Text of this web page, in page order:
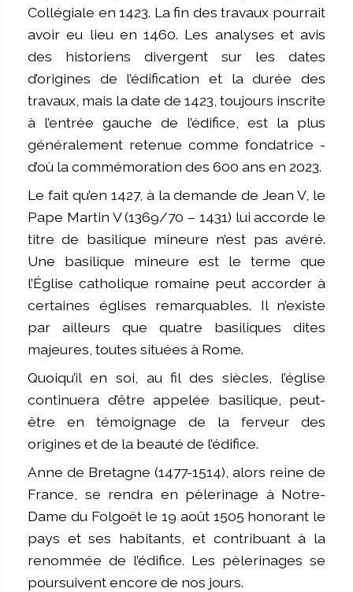
Collégiale en 1423. La fin des travaux pourrait
avoir eu lieu en 1460. Les analyses et avis
des historiens divergent sur les dates
d’origines de l’édification et la durée des
travaux, mais la date de 1423, toujours inscrite
à l’entrée gauche de l’édifice, est la plus
généralement retenue comme fondatrice -
d’où la commémoration des 600 ans en 2023.
Le fait qu’en 1427, à la demande de Jean V, le
Pape Martin V (1369/70 – 1431) lui accorde le
titre de basilique mineure n’est pas avéré.
Une basilique mineure est le terme que
l’Église catholique romaine peut accorder à
certaines églises remarquables. Il n’existe
par ailleurs que quatre basiliques dites
majeures, toutes situées à Rome.
Quoiqu’il en soi, au fil des siècles, l’église
continuera d’être appelée basilique, peut-
être en témoignage de la ferveur des
origines et de la beauté de l’édifice.
Anne de Bretagne (1477-1514), alors reine de
France, se rendra en pèlerinage à Notre-
Dame du Folgoët le 19 août 1505 honorant le
pays et ses habitants, et contribuant à la
renommée de l’édifice. Les pèlerinages se
poursuivent encore de nos jours.